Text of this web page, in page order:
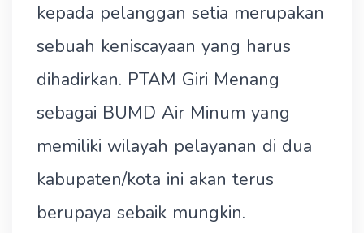
kepada pelanggan setia merupakan
sebuah keniscayaan yang harus
dihadirkan. PTAM Giri Menang
sebagai BUMD Air Minum yang
memiliki wilayah pelayanan di dua
kabupaten/kota ini akan terus
berupaya sebaik mungkin.